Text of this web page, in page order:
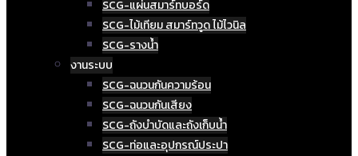
SCG-แผ่นสมาร์ทบอร์ด
SCG-ไม้เทียม สมาร์ทวูด ไม้ไวนิล
SCG-รางน้ำ
งานระบบ
SCG-ฉนวนกันความร้อน
SCG-ฉนวนกันเสียง
SCG-ถังบำบัดและถังเก็บน้ำ
SCG-ท่อและอุปกรณ์ประปา